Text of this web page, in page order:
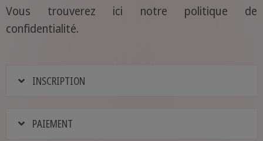
Vous trouverez ici notre politique de
confidentialité.
INSCRIPTION
PAIEMENT